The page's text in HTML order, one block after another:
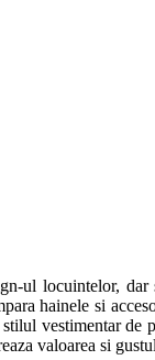
ul locuintelor,
hainele si
vestimentar
valoarea si